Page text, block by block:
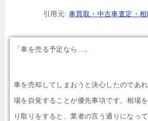
引用元: 車買取・中古車査定・
「車を売る予定なら…。
車を売却してしまおうと決心したのであ
場を自覚することが優先事項です。相場
り取りをすると、業者の言う通りになって